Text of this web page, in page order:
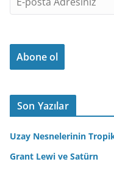
-
o
t
d
r
Abone ol
Son Yazılar
Uzay Nesnelerinin
Grant Lewi ve Satürn